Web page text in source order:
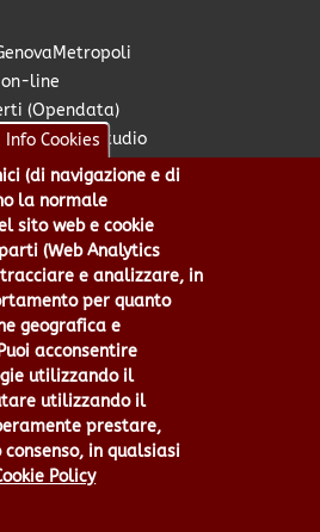
line
(Opendata)
allo Studio
Metropolitano
Appaltante
e istanze online
- Piazzale Mazzini 2 -16122 -
P.Iva: 00949170104 | Codice IPA: cmge
010 5499244 URP 010 5499456
800 509420 | P.E.C.:
|Note Legali
Info Cookies
(di navigazione e di
la normale
sito web e cookie
(Web Analytics
e analizzare, in
per quanto
geografica e
acconsentire
utilizzando il
utilizzando il
prestare,
in qualsiasi
Policy